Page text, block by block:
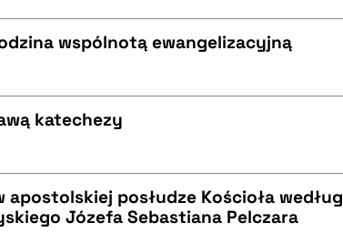
wspólnotą ewangelizacyjną
katechezy
apostolskiej posłudze Kościoła według
Józefa Sebastiana Pelczara